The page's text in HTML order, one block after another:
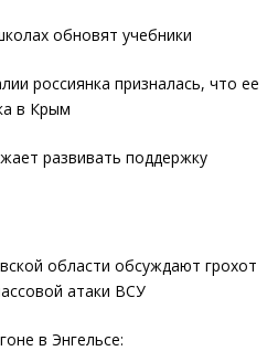
обновят учебники
россиянка призналась, что ее
в Крым
развивать поддержку
области обсуждают грохот
атаки ВСУ
в Энгельсе: